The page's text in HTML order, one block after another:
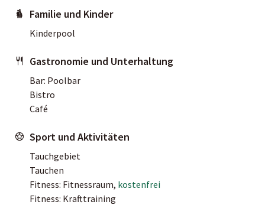
Familie und Kinder
Kinderpool
Gastronomie und Unterhaltung
Bar: Poolbar
Bistro
Café
Sport und Aktivitäten
Tauchgebiet
Tauchen
Fitness: Fitnessraum, kostenfrei
Fitness: Krafttraining